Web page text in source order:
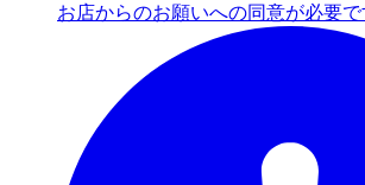
お店からのお願いへの同意が必要で